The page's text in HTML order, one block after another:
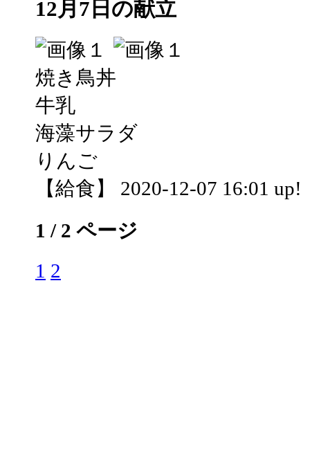
12月7日の献立
焼き鳥丼
牛乳
海藻サラダ
りんご
【給食】 2020-12-07 16:01 up!
1 / 2 ページ
1 2